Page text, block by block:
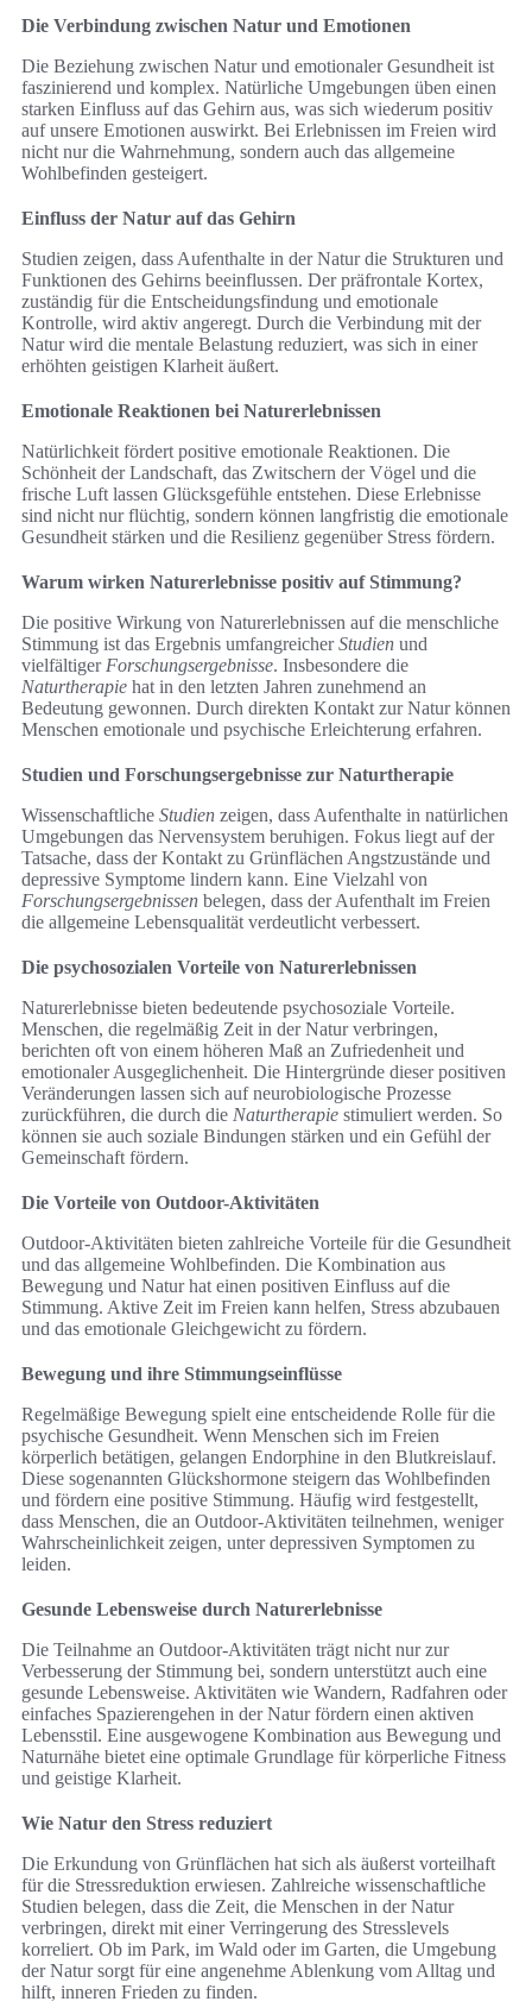
Die Verbindung zwischen Natur und Emotionen
Die Beziehung zwischen Natur und emotionaler Gesundheit ist
faszinierend und komplex. Natürliche Umgebungen üben einen
starken Einfluss auf das Gehirn aus, was sich wiederum positiv
auf unsere Emotionen auswirkt. Bei Erlebnissen im Freien wird
nicht nur die Wahrnehmung, sondern auch das allgemeine
Wohlbefinden gesteigert.
Einfluss der Natur auf das Gehirn
Studien zeigen, dass Aufenthalte in der Natur die Strukturen und
Funktionen des Gehirns beeinflussen. Der präfrontale Kortex,
zuständig für die Entscheidungsfindung und emotionale
Kontrolle, wird aktiv angeregt. Durch die Verbindung mit der
Natur wird die mentale Belastung reduziert, was sich in einer
erhöhten geistigen Klarheit äußert.
Emotionale Reaktionen bei Naturerlebnissen
Natürlichkeit fördert positive emotionale Reaktionen. Die
Schönheit der Landschaft, das Zwitschern der Vögel und die
frische Luft lassen Glücksgefühle entstehen. Diese Erlebnisse
sind nicht nur flüchtig, sondern können langfristig die emotionale
Gesundheit stärken und die Resilienz gegenüber Stress fördern.
Warum wirken Naturerlebnisse positiv auf Stimmung?
Die positive Wirkung von Naturerlebnissen auf die menschliche
Stimmung ist das Ergebnis umfangreicherStudien und
vielfältiger Forschungsergebnisse. Insbesondere die
Naturtherapie hat in den letzten Jahren zunehmend an
Bedeutung gewonnen. Durch direkten Kontakt zur Natur können
Menschen emotionale und psychische Erleichterung erfahren.
Studien und Forschungsergebnisse zur Naturtherapie
Wissenschaftliche Studien zeigen, dass Aufenthalte in natürlichen
Umgebungen das Nervensystem beruhigen. Fokus liegt auf der
Tatsache, dass der Kontakt zu Grünflächen Angstzustände und
depressive Symptome lindern kann. Eine Vielzahl von
Forschungsergebnissen belegen, dass der Aufenthalt im Freien
die allgemeine Lebensqualität verdeutlicht verbessert.
Die psychosozialen Vorteile von Naturerlebnissen
Naturerlebnisse bieten bedeutende psychosoziale Vorteile.
Menschen, die regelmäßig Zeit in der Natur verbringen,
berichten oft von einem höheren Maß an Zufriedenheit und
emotionaler Ausgeglichenheit. Die Hintergründe dieser positiven
Veränderungen lassen sich auf neurobiologische Prozesse
zurückführen, die durch die Naturtherapie stimuliert werden. So
können sie auch soziale Bindungen stärken und ein Gefühl der
Gemeinschaft fördern.
Die Vorteile von Outdoor-Aktivitäten
Outdoor-Aktivitäten bieten zahlreiche Vorteile für die Gesundheit
und das allgemeine Wohlbefinden. Die Kombination aus
Bewegung und Natur hat einen positiven Einfluss auf die
Stimmung. Aktive Zeit im Freien kann helfen, Stress abzubauen
und das emotionale Gleichgewicht zu fördern.
Bewegung und ihre Stimmungseinflüsse
Regelmäßige Bewegung spielt eine entscheidende Rolle für die
psychische Gesundheit. Wenn Menschen sich im Freien
körperlich betätigen, gelangen Endorphine in den Blutkreislauf.
Diese sogenannten Glückshormone steigern das Wohlbefinden
und fördern eine positive Stimmung. Häufig wird festgestellt,
dass Menschen, die an Outdoor-Aktivitäten teilnehmen, weniger
Wahrscheinlichkeit zeigen, unter depressiven Symptomen zu
leiden.
Gesunde Lebensweise durch Naturerlebnisse
Die Teilnahme an Outdoor-Aktivitäten trägt nicht nur zur
Verbesserung der Stimmung bei, sondern unterstützt auch eine
gesunde Lebensweise. Aktivitäten wie Wandern, Radfahren oder
einfaches Spazierengehen in der Natur fördern einen aktiven
Lebensstil. Eine ausgewogene Kombination aus Bewegung und
Naturnähe bietet eine optimale Grundlage für körperliche Fitness
und geistige Klarheit.
Wie Natur den Stress reduziert
Die Erkundung von Grünflächen hat sich als äußerst vorteilhaft
für die Stressreduktion erwiesen. Zahlreiche wissenschaftliche
Studien belegen, dass die Zeit, die Menschen in der Natur
verbringen, direkt mit einer Verringerung des Stresslevels
korreliert. Ob im Park, im Wald oder im Garten, die Umgebung
der Natur sorgt für eine angenehme Ablenkung vom Alltag und
hilft, inneren Frieden zu finden.